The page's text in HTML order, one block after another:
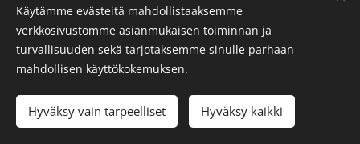
Käytämme evästeitä mahdollistaaksemme
verkkosivustomme asianmukaisen toiminnan ja
turvallisuuden sekä tarjotaksemme sinulle parhaan
mahdollisen käyttökokemuksen.
Hyväksy vain tarpeelliset Hyväksy kaikki